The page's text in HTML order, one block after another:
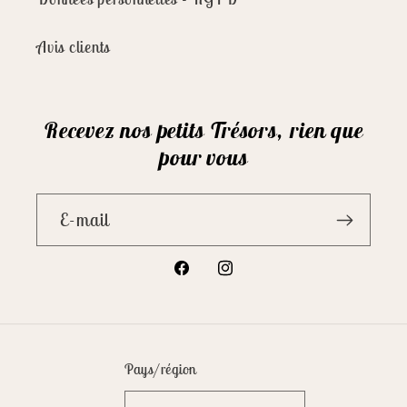
Avis clients
Recevez nos petits Trésors, rien que
pour vous
E-mail
FacebookInstagram
Pays/région